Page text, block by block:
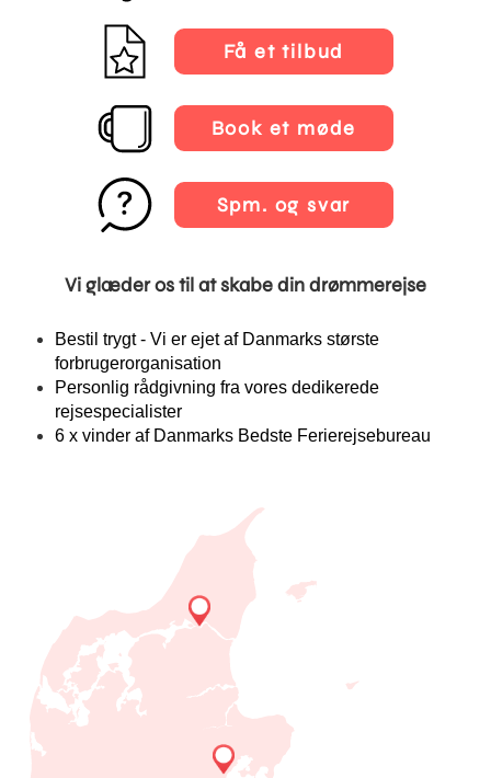
Få et tilbud
Book et møde
Spm. og svar
Vi glæder os til at skabe din drømmerejse
Bestil trygt - Vi er ejet af Danmarks største
forbrugerorganisation
Personlig rådgivning fra vores dedikerede
rejsespecialister
6 x vinder af Danmarks Bedste Ferierejsebureau